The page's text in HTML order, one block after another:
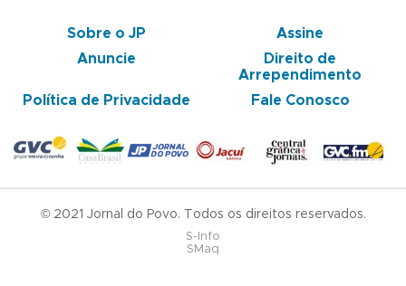
Sobre o JP
Assine
Anuncie
Direito de
Arrependimento
Política de Privacidade
Fale Conosco
© 2021 Jornal do Povo. Todos os direitos reservados.
S-Info
SMaq